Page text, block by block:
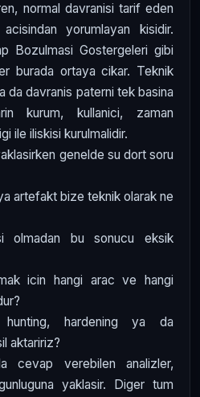
normal davranisi tarif eden
yorumlayan kisidir.
Bozulmasi Gostergeleri gibi
burada ortaya cikar. Teknik
da davranis paterni tek basina
kurum, kullanici, zaman
ile iliskisi kurulmalidir.
genelde su dort soru
artefakt bize teknik olarak ne
olmadan bu sonucu eksik
icin hangi arac ve hangi
hunting, hardening ya da
aktaririz?
cevap verebilen analizler,
yaklasir. Diger tum